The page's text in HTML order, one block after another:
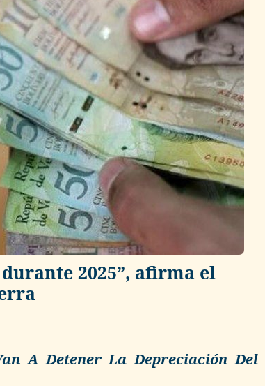
2025”, afirma el
A Detener La Depreciación Del